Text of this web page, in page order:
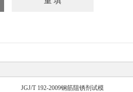
JGJ/T 192-2009钢筋阻锈剂试模